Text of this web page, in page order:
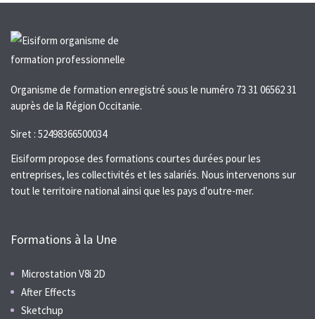
Organisme de formation enregistré sous le numéro 73 31 06562 31
auprès de la Région Occitanie.
Siret : 52498366500034
Eisiform propose des formations courtes durées pour les
entreprises, les collectivités et les salariés. Nous intervenons sur
tout le territoire national ainsi que les pays d'outre-mer.
Formations à la Une
Microstation V8i 2D
After Effects
Sketchup